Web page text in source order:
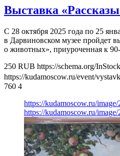
Выставка
С 28 октября 2025 года по 25
в Дарвиновском музее пройдет
о животных», приуроченная к
250 RUB https://schema.org/InStock
https://kudamoscow.ru/event/
760 4
https://kudamoscow.ru/
https://kudamoscow.ru/